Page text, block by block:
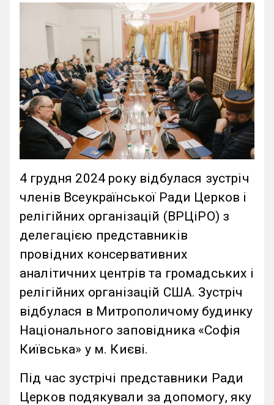
4 грудня 2024 року відбулася зустріч
членів Всеукраїнської Ради Церков і
релігійних організацій (ВРЦіРО) з
делегацією представників
провідних консервативних
аналітичних центрів та громадських і
релігійних організацій США. Зустріч
відбулася в Митрополичому будинку
Національного заповідника «Софія
Київська» у м. Києві.
Під час зустрічі представники Ради
Церков подякували за допомогу, яку